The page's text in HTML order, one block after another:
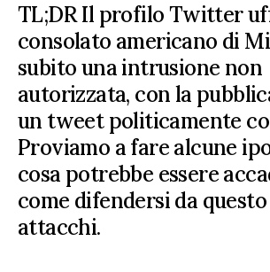
TL;DR Il profilo Twitter
consolato americano di
subito una intrusione non
autorizzata, con la
un tweet politicamente
Proviamo a fare alcune
cosa potrebbe essere
come difendersi da
attacchi.